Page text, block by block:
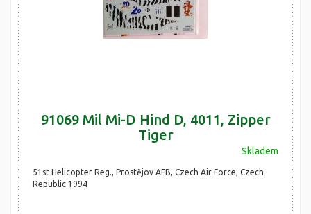
91069 Mil Mi-D Hind D, 4011, Zipper
Tiger
Skladem
51st Helicopter Reg., Prostějov AFB, Czech Air Force, Czech
Republic 1994